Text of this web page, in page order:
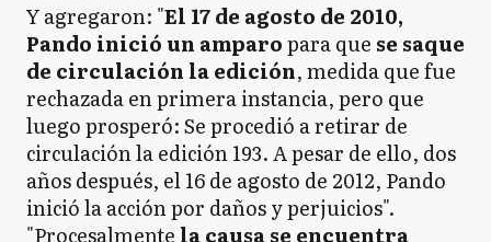
Y agregaron: "El 17 de agosto de 2010,
Pando inició un amparopara que se saque
de circulación la edición, medida que fue
rechazada en primera instancia, pero que
luego prosperó: Se procedió a retirar de
circulación la edición 193. A pesar de ello, dos
años después, el 16 de agosto de 2012, Pando
inició la acción por daños y perjuicios".
"Procesalmente la causa se encuentra